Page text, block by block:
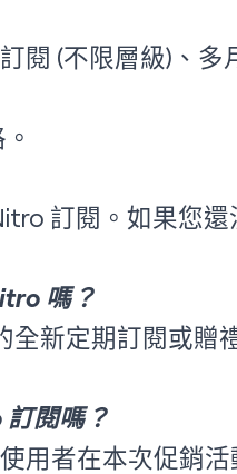
閱 (不限層級)、多
訂閱。如果您
嗎？
新定期訂閱或贈
閱嗎？
用者在本次促銷